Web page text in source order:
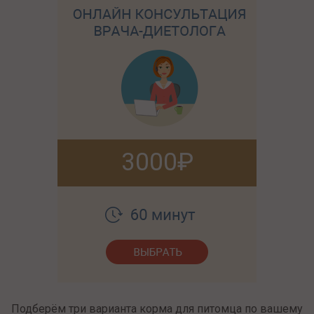
3000
Подберём три варианта корма для питомца по вашему